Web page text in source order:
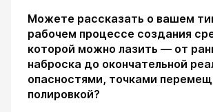
Можете рассказать о вашем
рабочем процессе создания
которой можно лазить — от
наброска до окончательной
опасностями, точками
полировкой?